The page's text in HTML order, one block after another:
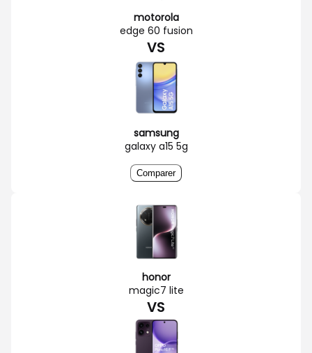
motorola
edge 60 fusion
VS
samsung
galaxy a15 5g
Comparer
honor
magic7 lite
VS